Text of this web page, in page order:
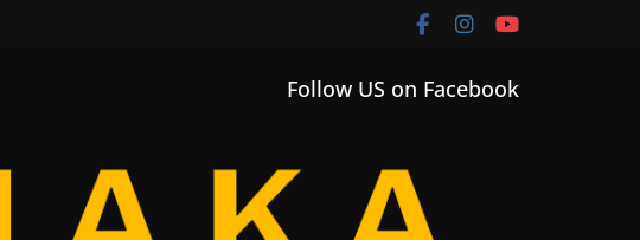
Follow US on Facebook